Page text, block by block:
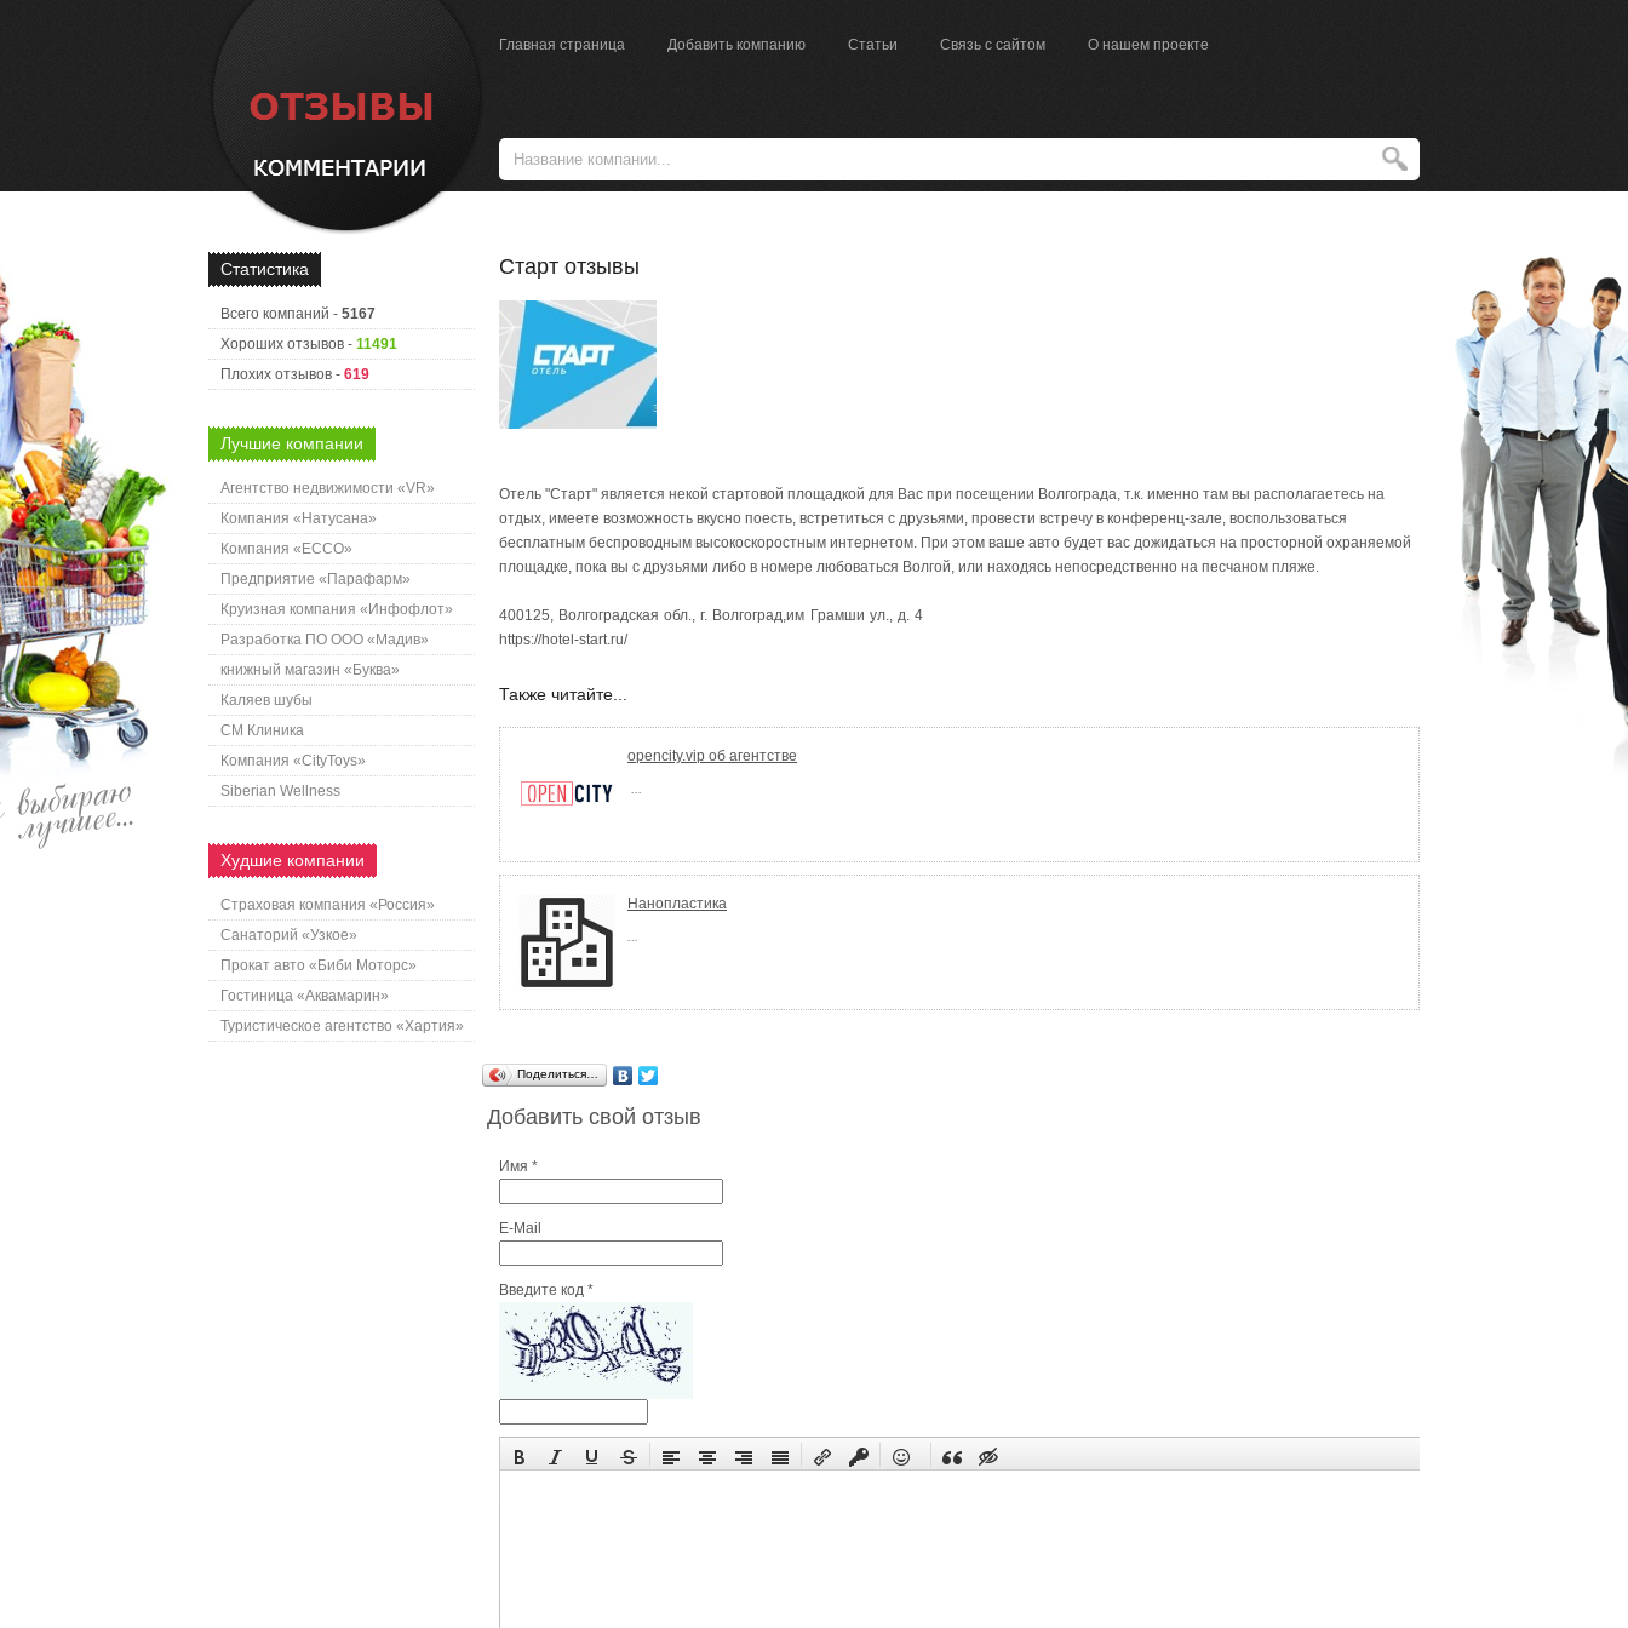
Главная страница Добавить компанию Статьи Связь с сайтом О нашем проекте
Статистика
Всего компаний - 5167
Хороших отзывов - 11491
Плохих отзывов - 619
Лучшие компании
Агентство недвижимости «VR»
Компания «Натусана»
Компания «ECCO»
Предприятие «Парафарм»
Круизная компания «Инфофлот»
Разработка ПО ООО «Мадив»
книжный магазин «Буква»
Каляев шубы
СМ Клиника
Компания «CityToys»
Siberian Wellness
Худшие компании
Страховая компания «Россия»
Санаторий «Узкое»
Прокат авто «Биби Моторс»
Гостиница «Аквамарин»
Туристическое агентство «Хартия»
Старт отзывы
Отель "Старт" является некой стартовой площадкой для Вас при посещении Волгограда, т.к. именно там вы располагаетесь на
отдых, имеете возможность вкусно поесть, встретиться с друзьями, провести встречу в конференц-зале, воспользоваться
бесплатным беспроводным высокоскоростным интернетом. При этом ваше авто будет вас дожидаться на просторной охраняемой
площадке, пока вы с друзьями либо в номере любоваться Волгой, или находясь непосредственно на песчаном пляже.
400125, Волгоградская обл., г. Волгоград,им Грамши ул., д. 4
https://hotel-start.ru/
Также читайте...
opencity.vip об агентстве
...
Нанопластика
...
Поделиться…
Добавить свой отзыв
Имя *
E-Mail
Введите код *